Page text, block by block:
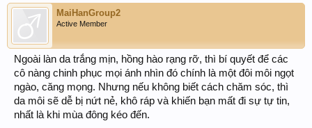
MaiHanGroup2
Active Member
Ngoài làn da trắng mịn, hồng hào rạng rỡ, thì bí quyết để các
cô nàng chinh phục mọi ánh nhìn đó chính là một đôi môi ngọt
ngào, căng mọng. Nhưng nếu không biết cách chăm sóc, thì
da môi sẽ dễ bị nứt nẻ, khô ráp và khiến bạn mất đi sự tự tin,
nhất là khi mùa đông kéo đến.